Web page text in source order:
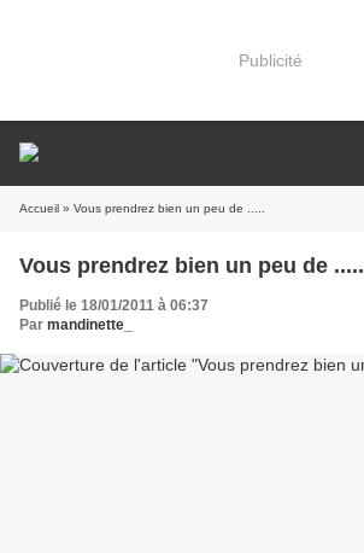
Publicité
Accueil » Vous prendrez bien un peu de .....
Vous prendrez bien un peu de .....
Publié le 18/01/2011 à 06:37
Par mandinette_